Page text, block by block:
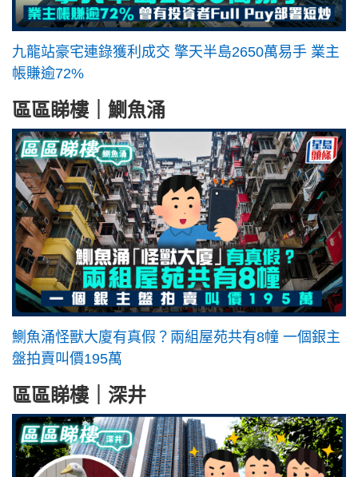
九龍站豪宅連錄獲利成交 擎天半島2650萬易手 業主
帳賺逾72%
區區睇樓｜鰂魚涌
鰂魚涌怪獸大廈有真假？兩組屋苑共有8幢 一個銀主
盤拍賣叫價195萬
區區睇樓｜深井